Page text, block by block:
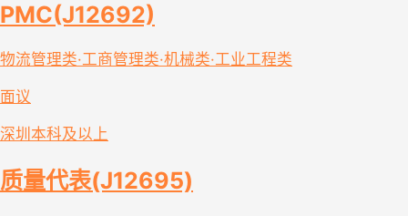
PMC(J12692)
物流管理类·工商管理类·机械类·工业工程类
面议
深圳 本科及以上
质量代表(J12695)